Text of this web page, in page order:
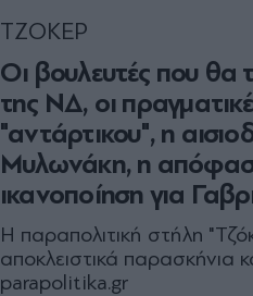
Οι βουλευτές που θα
της ΝΔ, οι
"αντάρτικου", η
Μυλωνάκη, η
ικανοποίηση για
ΤΖΟΚΕΡ
Η παραπολιτική στήλη
αποκλειστικά παρασκήνια
parapolitika.gr